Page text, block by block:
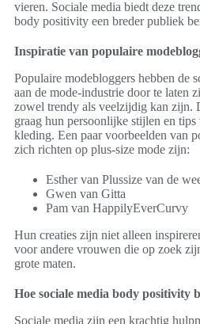
vieren. Sociale media biedt deze
body positivity een breder publiek
Inspiratie van populaire
Populaire modebloggers hebben de
aan de mode-industrie door te laten
zowel trendy als veelzijdig kan zijn.
graag hun persoonlijke stijlen en
kleding. Een paar voorbeelden van
zich richten op plus-size mode zijn:
Esther van Plussize van de
Gwen van Gitta
Pam van HappilyEverCurvy
Hun creaties zijn niet alleen
voor andere vrouwen die op zoek
grote maten.
Hoe sociale media body positivity
Sociale media zijn een krachtig